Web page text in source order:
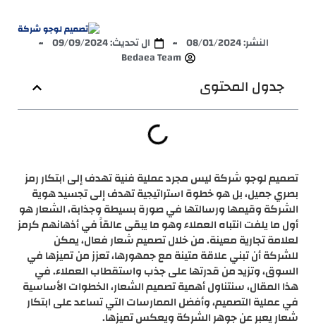
النشر:08/01/2024
ال تحديث: 09/09/2024
Bedaea Team
جدول المحتوى
تصميم لوجو شركة ليس مجرد عملية فنية تهدف إلى ابتكار رمز
بصري جميل، بل هو خطوة استراتيجية تهدف إلى تجسيد هوية
الشركة وقيمها ورسالتها في صورة بسيطة وجذابة، الشعار هو
أول ما يلفت انتباه العملاء وهو ما يبقى عالقاً في أذهانهم كرمز
لعلامة تجارية معينة. من خلال تصميم شعار فعال، يمكن
للشركة أن تبني علاقة متينة مع جمهورها، تعزز من تميزها في
السوق، وتزيد من قدرتها على جذب واستقطاب العملاء. في
هذا المقال، سنتناول أهمية تصميم الشعار، الخطوات الأساسية
في عملية التصميم، وأفضل الممارسات التي تساعد على ابتكار
شعار يعبر عن جوهر الشركة ويعكس تميزها.